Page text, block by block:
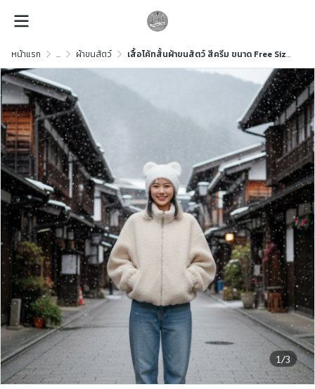
หน้าแรก ... ผ้าขนสัตว์ เสื้อโค้ทสั้นผ้าขนสัตว์ สีครีม ขนาด Free Size ผ้าขนสัตว์ สีครีม ขนาด Free Size ผ้าขนสัตว์ สีครีม ขนาด Free Size
1/3